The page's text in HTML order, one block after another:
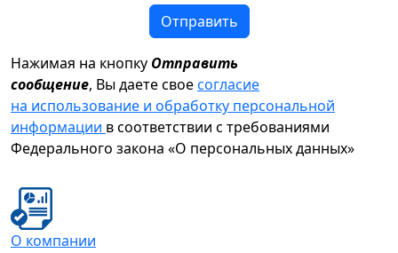
Отправить
Нажимая на кнопку Отправить
сообщение, Вы даете своесогласие
на использование и обработку персональной
информации в соответствии с требованиями
Федерального закона «О персональных данных»
О компании